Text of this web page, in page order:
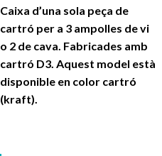
Caixa d’una sola peça de
cartró per a 3 ampolles de vi
o 2 de cava. Fabricades amb
cartró D3. Aquest model està
disponible en color cartró
(kraft).